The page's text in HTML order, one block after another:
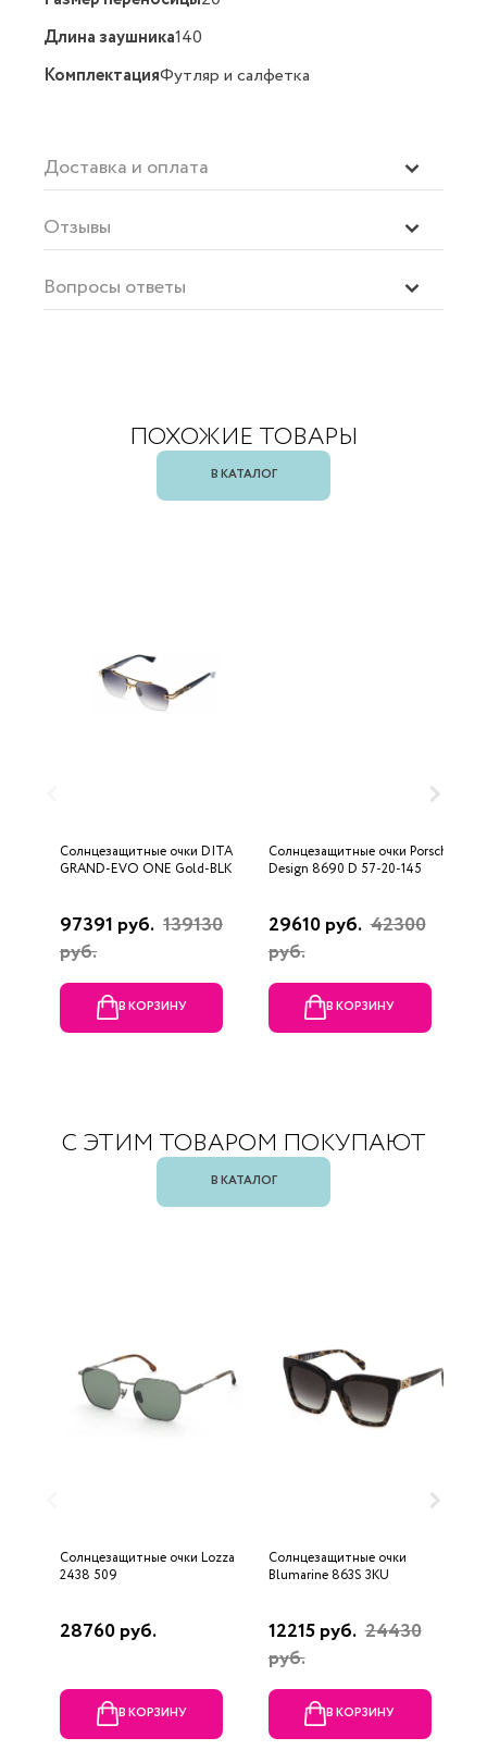
Длина заушника140
КомплектацияФутляр и салфетка
Доставка и оплата
Отзывы
Вопросы ответы
ПОХОЖИЕ ТОВАРЫ
В КАТАЛОГ
Солнцезащитные очки DITA
GRAND-EVO ONE Gold-BLK
97391 руб. 139130
руб.
В КОРЗИНУ
Солнцезащитные очки Porsche
Design 8690 D 57-20-145
29610 руб. 42300
руб.
В КОРЗИНУ
С ЭТИМ ТОВАРОМ ПОКУПАЮТ
В КАТАЛОГ
Солнцезащитные очки Lozza
2438 509
28760 руб.
В КОРЗИНУ
Солнцезащитные очки
Blumarine 863S 3KU
12215 руб. 24430
руб.
В КОРЗИНУ